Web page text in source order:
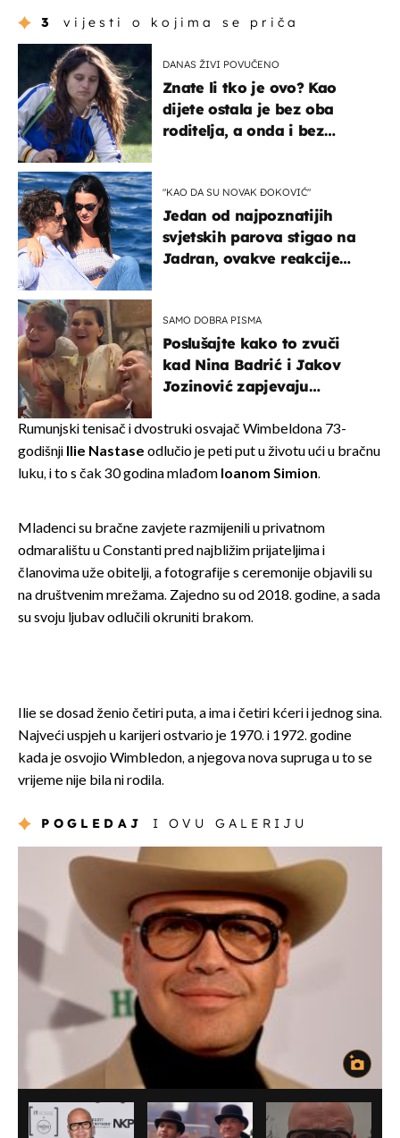
3 vijesti o kojima se priča
DANAS ŽIVI POVUČENO
Znate li tko je ovo? Kao
dijete ostala je bez oba
roditelja, a onda i bez
"KAO DA SU NOVAK ĐOKOVIĆ"
Jedan od najpoznatijih
svjetskih parova stigao na
Jadran, ovakve reakcije
SAMO DOBRA PISMA
Poslušajte kako to zvuči
kad Nina Badrić i Jakov
Jozinović zapjevaju
Rumunjski tenisač i dvostruki osvajač Wimbeldona 73-
godišnji Ilie Nastase odlučio je peti put u životu ući u bračnu
luku, i to s čak 30 godina mlađom Ioanom Simion.
Mladenci su bračne zavjete razmijenili u privatnom
odmaralištu u Constanti pred najbližim prijateljima i
članovima uže obitelji, a fotografije s ceremonije objavili su
na društvenim mrežama. Zajedno su od 2018. godine, a sada
su svoju ljubav odlučili okruniti brakom.
Ilie se dosad ženio četiri puta, a ima i četiri kćeri i jednog sina.
Najveći uspjeh u karijeri ostvario je 1970. i 1972. godine
kada je osvojio Wimbledon, a njegova nova supruga u to se
vrijeme nije bila ni rodila.
POGLEDAJ I OVU GALERIJU